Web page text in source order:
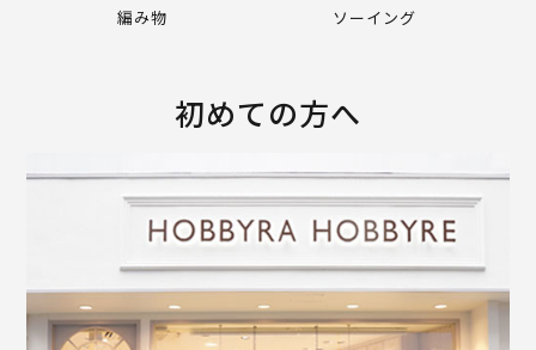
編み物 ソーイング
初めての方へ